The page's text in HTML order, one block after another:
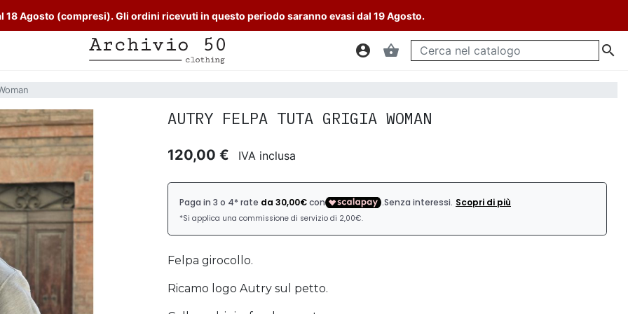
18 Agosto (compresi). Gli ordini ricevuti in questo periodo saranno evasi dal 19 Agosto.
account_circle shopping_basket 
AUTRY FELPA TUTA GRIGIA WOMAN
120,00 € IVA inclusa
Felpa girocollo.
Ricamo logo Autry sul petto.